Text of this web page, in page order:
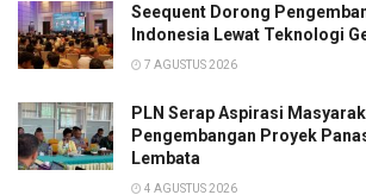
Seequent Dorong
Indonesia Lewat Teknologi
7 AGUSTUS 2026
PLN Serap Aspirasi
Pengembangan Proyek
Lembata
4 AGUSTUS 2026